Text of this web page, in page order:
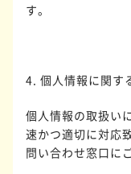
す。
4. 個人情報に関す
個人情報の取扱い
速かつ適切に対応
問い合わせ窓口に